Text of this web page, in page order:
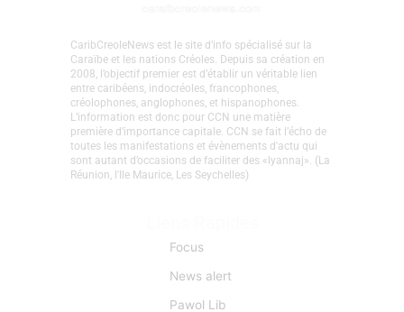
CaribCreoleNews est le site d’info spécialisé sur la
Caraïbe et les nations Créoles. Depuis sa création en
2008, l’objectif premier est d’établir un véritable lien
entre caribéens, indocréoles, francophones,
créolophones, anglophones, et hispanophones.
L’information est donc pour CCN une matière
première d’importance capitale. CCN se fait l’écho de
toutes les manifestations et évènements d'actu qui
sont autant d’occasions de faciliter des «lyannaj». (La
Réunion, l'Ile Maurice, Les Seychelles)
Focus
News alert
Pawol Lib